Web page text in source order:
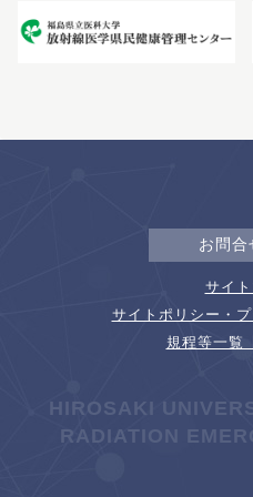
お問合
サイ
サイトポリシー・
規程等一覧
HIROSAKI
RADIATION